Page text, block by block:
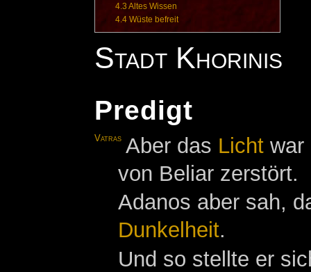
4.3 Altes Wissen
4.4 Wüste befreit
Stadt Khorinis
Predigt
Vatras Aber das Licht war
von Beliar zerstört.
Adanos aber sah,
Dunkelheit.
Und so stellte er